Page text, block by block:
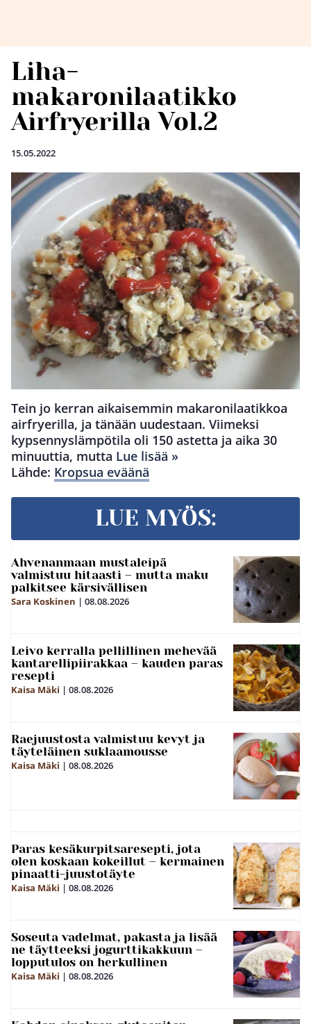
Liha-
makaronilaatikko
Airfryerilla Vol.2
15.05.2022
Tein jo kerran aikaisemmin makaronilaatikkoa
airfryerilla, ja tänään uudestaan. Viimeksi
kypsennyslämpötila oli 150 astetta ja aika 30
minuuttia, mutta Lue lisää »
Lähde: Kropsua eväänä
LUE MYÖS:
Ahvenanmaan mustaleipä
valmistuu hitaasti – mutta maku
palkitsee kärsivällisen
Sara Koskinen | 08.08.2026
Leivo kerralla pellillinen mehevää
kantarellipiirakkaa – kauden paras
resepti
Kaisa Mäki | 08.08.2026
Raejuustosta valmistuu kevyt ja
täyteläinen suklaamousse
Kaisa Mäki | 08.08.2026
Paras kesäkurpitsaresepti, jota
olen koskaan kokeillut – kermainen
pinaatti-juustotäyte
Kaisa Mäki | 08.08.2026
Soseuta vadelmat, pakasta ja lisää
ne täytteeksi jogurttikakkuun –
lopputulos on herkullinen
Kaisa Mäki | 08.08.2026